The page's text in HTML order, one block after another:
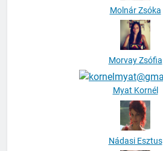
Molnár Zsóka
Morvay Zsófia
Myat Kornél
Nádasi Esztus